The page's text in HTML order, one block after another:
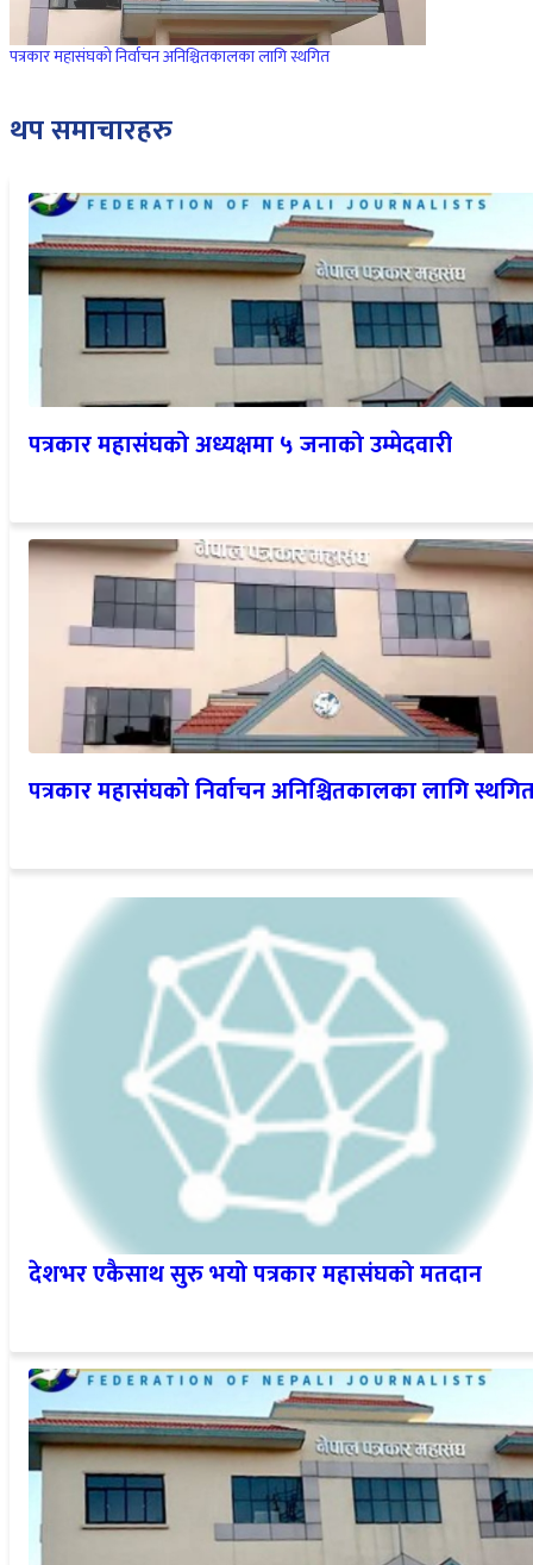
पत्रकार महासंघको निर्वाचन अनिश्चितकालका लागि स्थगित
थप समाचारहरु
पत्रकार महासंघको अध्यक्षमा ५ जनाको उम्मेदवारी
पत्रकार महासंघको निर्वाचन अनिश्चितकालका लागि
देशभर एकैसाथ सुरु भयो पत्रकार महासंघको मतदान